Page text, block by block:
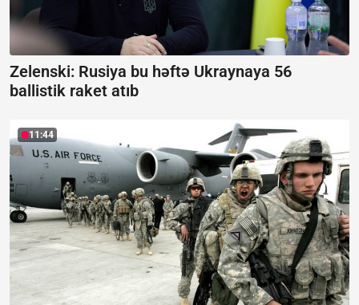
Zelenski: Rusiya bu həftə Ukraynaya 56
ballistik raket atıb
11:44